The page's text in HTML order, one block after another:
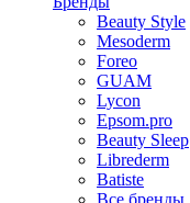
Beauty Style
Mesoderm
Foreo
GUAM
Lycon
Epsom.pro
Beauty Sleep
Librederm
Batiste
Все бренды